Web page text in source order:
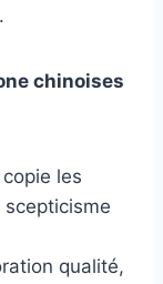
chinoises
les
qualité,